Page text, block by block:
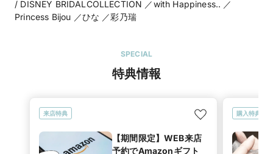
/ DISNEY BRIDALCOLLECTION ／with Happiness.. ／
Princess Bijou ／ひな ／彩乃瑞
SPECIAL
特典情報
来店特典
【期間限定】WEB来店
予約でAmazonギフト
購入特典